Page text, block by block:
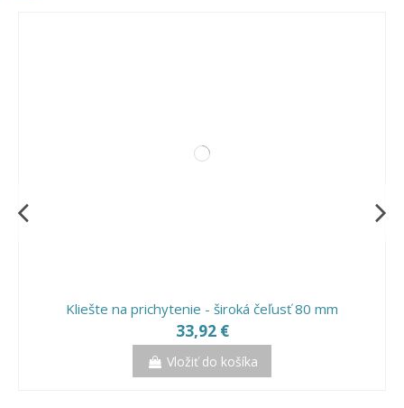
Kliešte na prichytenie - široká čeľusť 80 mm
33,92 €
Vložiť do košíka